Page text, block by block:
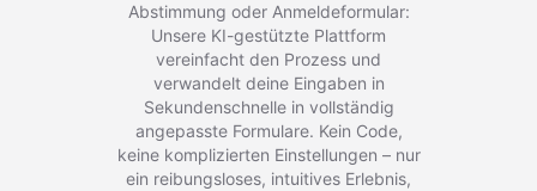
Abstimmung oder Anmeldeformular:
Unsere KI-gestützte Plattform
vereinfacht den Prozess und
verwandelt deine Eingaben in
Sekundenschnelle in vollständig
angepasste Formulare. Kein Code,
keine komplizierten Einstellungen – nur
ein reibungsloses, intuitives Erlebnis,